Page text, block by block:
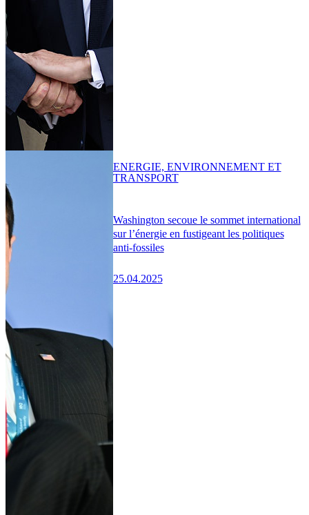
Washington secoue le sommet international
sur l’énergie en fustigeant les politiques
anti-fossiles
25.04.2025
ENERGIE, ENVIRONNEMENT ET
TRANSPORT